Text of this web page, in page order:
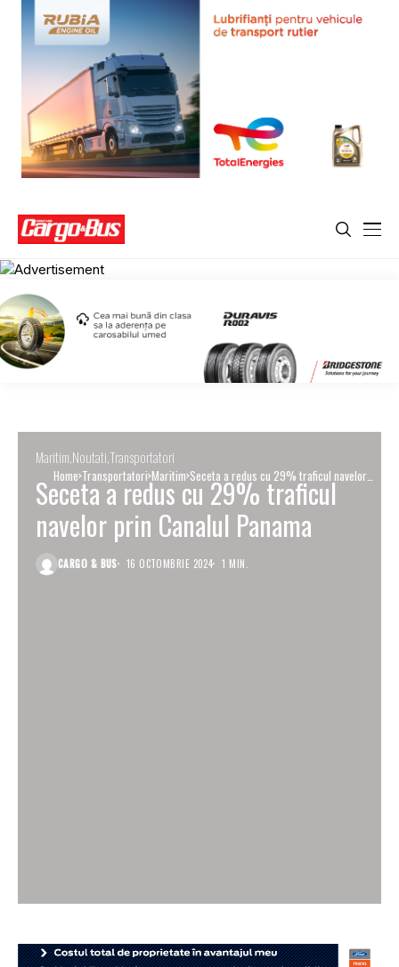
Home Transportatori Maritim Seceta a redus cu 29% traficul navelor
prin Canalul Panama
Maritim Noutati Transportatori
Seceta a redus cu 29% traficul
navelor prin Canalul Panama
CARGO & BUS 16 OCTOMBRIE 2024 1 MIN.